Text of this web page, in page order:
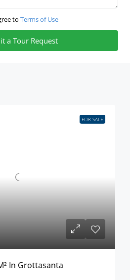
to Terms of Use
a Tour Request
FOR SALE
In Grottasanta